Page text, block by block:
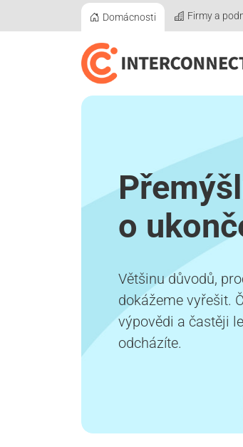
Domácnosti Firmy a
o
Většinu důvodů,
dokážeme vyřešit.
výpovědi a častěji
odcházíte.